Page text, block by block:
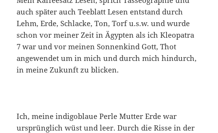
auch später auch Teeblatt Lesen entstand durch
Lehm, Erde, Schlacke, Ton, Torf u.s.w. und wurde
schon vor meiner Zeit in Ägypten als ich Kleopatra
7 war und vor meinen Sonnenkind Gott, Thot
angewendet um in mich und durch mich hindurch,
in meine Zukunft zu blicken.
Ich, meine indigoblaue Perle Mutter Erde war
ursprünglich wüst und leer. Durch die Risse in der